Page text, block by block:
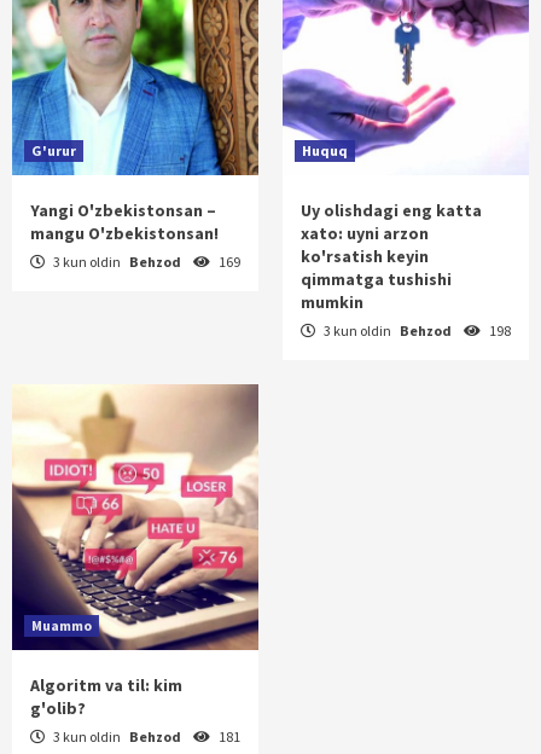
G'urur
Yangi O'zbekistonsan –
mangu O'zbekistonsan!
3 kun oldin Behzod 169
Huquq
Uy olishdagi eng katta
xato: uyni arzon
ko'rsatish keyin
qimmatga tushishi
mumkin
3 kun oldin Behzod 198
Muammo
Algoritm va til: kim
g'olib?
3 kun oldin Behzod 181